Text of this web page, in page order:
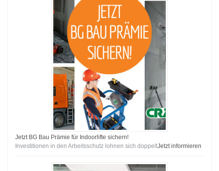
Jetzt BG Bau Prämie für Indoorlifte sichern!
Investitionen in den Arbeitsschutz lohnen sich doppeltJetzt informieren